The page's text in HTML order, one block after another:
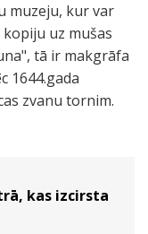
muzeju, kur var
uz mušas
tā ir makgrāfa
1644.gada
zvanu tornim.
kas izcirsta